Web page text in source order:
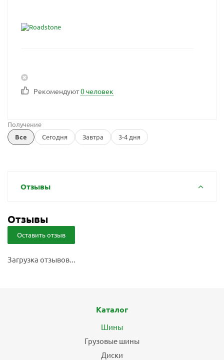
Рекомендуют0 человек
Получение
Все
Сегодня Завтра 3-4 дня
Отзывы
Отзывы
Оставить отзыв
Загрузка отзывов...
Каталог
Шины
Грузовые шины
Диски